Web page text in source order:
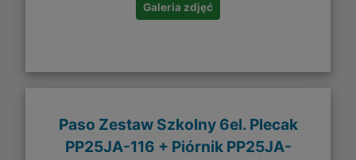
Galeria zdjęć
Paso Zestaw Szkolny 6el. Plecak
PP25JA-116 + Piórnik PP25JA-